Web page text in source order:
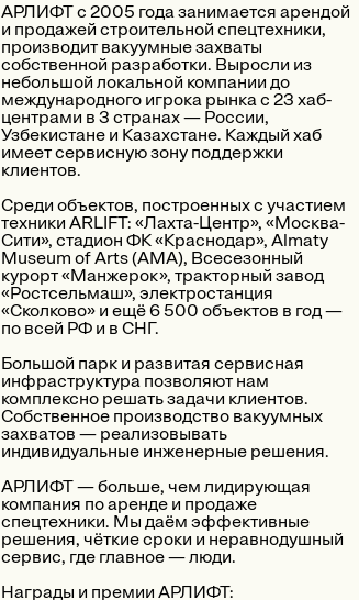
АРЛИФТ с 2005 года занимается арендой
и продажей строительной спецтехники,
производит вакуумные захваты
собственной разработки. Выросли из
небольшой локальной компании до
международного игрока рынка с 23 хаб-
центрами в 3 странах — России,
Узбекистане и Казахстане. Каждый хаб
имеет сервисную зону поддержки
клиентов.
Среди объектов, построенных с участием
техники ARLIFT: «Лахта-Центр», «Москва-
Сити», стадион ФК «Краснодар», Almaty
Museum of Arts (AMA), Всесезонный
курорт «Манжерок», тракторный завод
«Ростсельмаш», электростанция
«Сколково» и ещё 6 500 объектов в год —
по всей РФ и в СНГ.
Большой парк и развитая сервисная
инфраструктура позволяют нам
комплексно решать задачи клиентов.
Собственное производство вакуумных
захватов — реализовывать
индивидуальные инженерные решения.
АРЛИФТ — больше, чем лидирующая
компания по аренде и продаже
спецтехники. Мы даём эффективные
решения, чёткие сроки и неравнодушный
сервис, где главное — люди.
Награды и премии АРЛИФТ: